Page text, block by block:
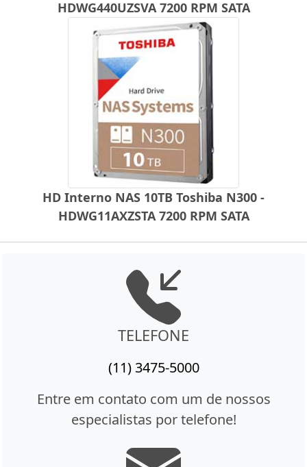
HDWG440UZSVA 7200 RPM SATA
HD Interno NAS 10TB Toshiba N300 -
HDWG11AXZSTA 7200 RPM SATA
TELEFONE
(11) 3475-5000
Entre em contato com um de nossos
especialistas por telefone!